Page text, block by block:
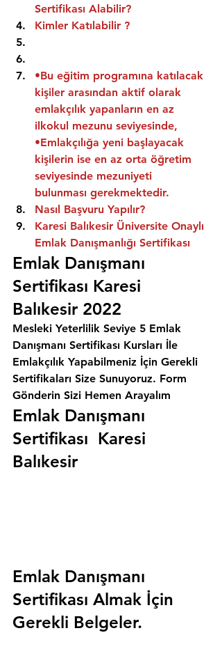
Sertifikası Alabilir?
Kimler Katılabilir ?
•Bu eğitim programına katılacak
kişiler arasından aktif olarak
emlakçılık yapanların en az
ilkokul mezunu seviyesinde,
•Emlakçılığa yeni başlayacak
kişilerin ise en az orta öğretim
seviyesinde mezuniyeti
bulunması gerekmektedir.
Nasıl Başvuru Yapılır?
Karesi Balıkesir Üniversite Onaylı
Emlak Danışmanlığı Sertifikası
Emlak Danışmanı
Sertifikası Karesi
Balıkesir 2022
Mesleki Yeterlilik Seviye 5 Emlak
Danışmanı Sertifikası Kursları İle
Emlakçılık Yapabilmeniz İçin Gerekli
Sertifikaları Size Sunuyoruz. Form
Gönderin Sizi Hemen Arayalım
Emlak Danışmanı
Sertifikası  Karesi
Balıkesir
Emlak Danışmanı
Sertifikası Almak İçin
Gerekli Belgeler.